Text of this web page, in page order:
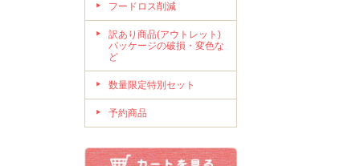
フードロス削減
訳あり商品(アウトレット)
パッケージの破損・変色な
ど
数量限定特別セット
予約商品